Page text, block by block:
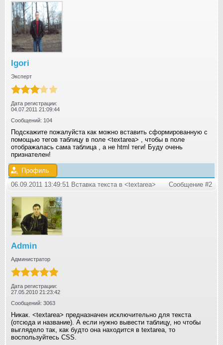
Igori
Эксперт
Дата регистрации:
04.07.2011 21:09:44
Сообщений: 104
Подскажите пожалуйста как можно вставить сформированную с
помощью тегов таблицу в поле <textarea> , чтобы в поле
отображалась сама таблица , а не html теги! Буду очень
признателен!
Профиль
06.09.2011 13:49:51 Вставка текста в <textarea>
Сообщение #2
Admin
Администратор
Дата регистрации:
27.05.2010 21:23:42
Сообщений: 3063
Никак. <textarea> предназначен исключительно для текста
(отсюда и название). А если нужно вывести таблицу, но чтобы
выглядело так, как будто она находится в textarea, то
воспользуйтесь CSS.